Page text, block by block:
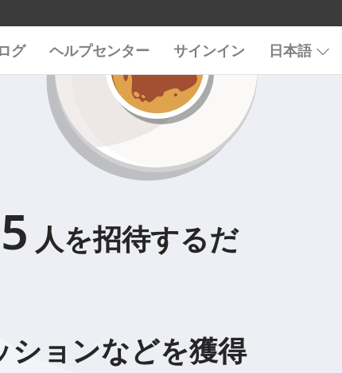
グ ヘルプセンター サインイン 日本語
5 人を招待するだ
ションなどを獲得